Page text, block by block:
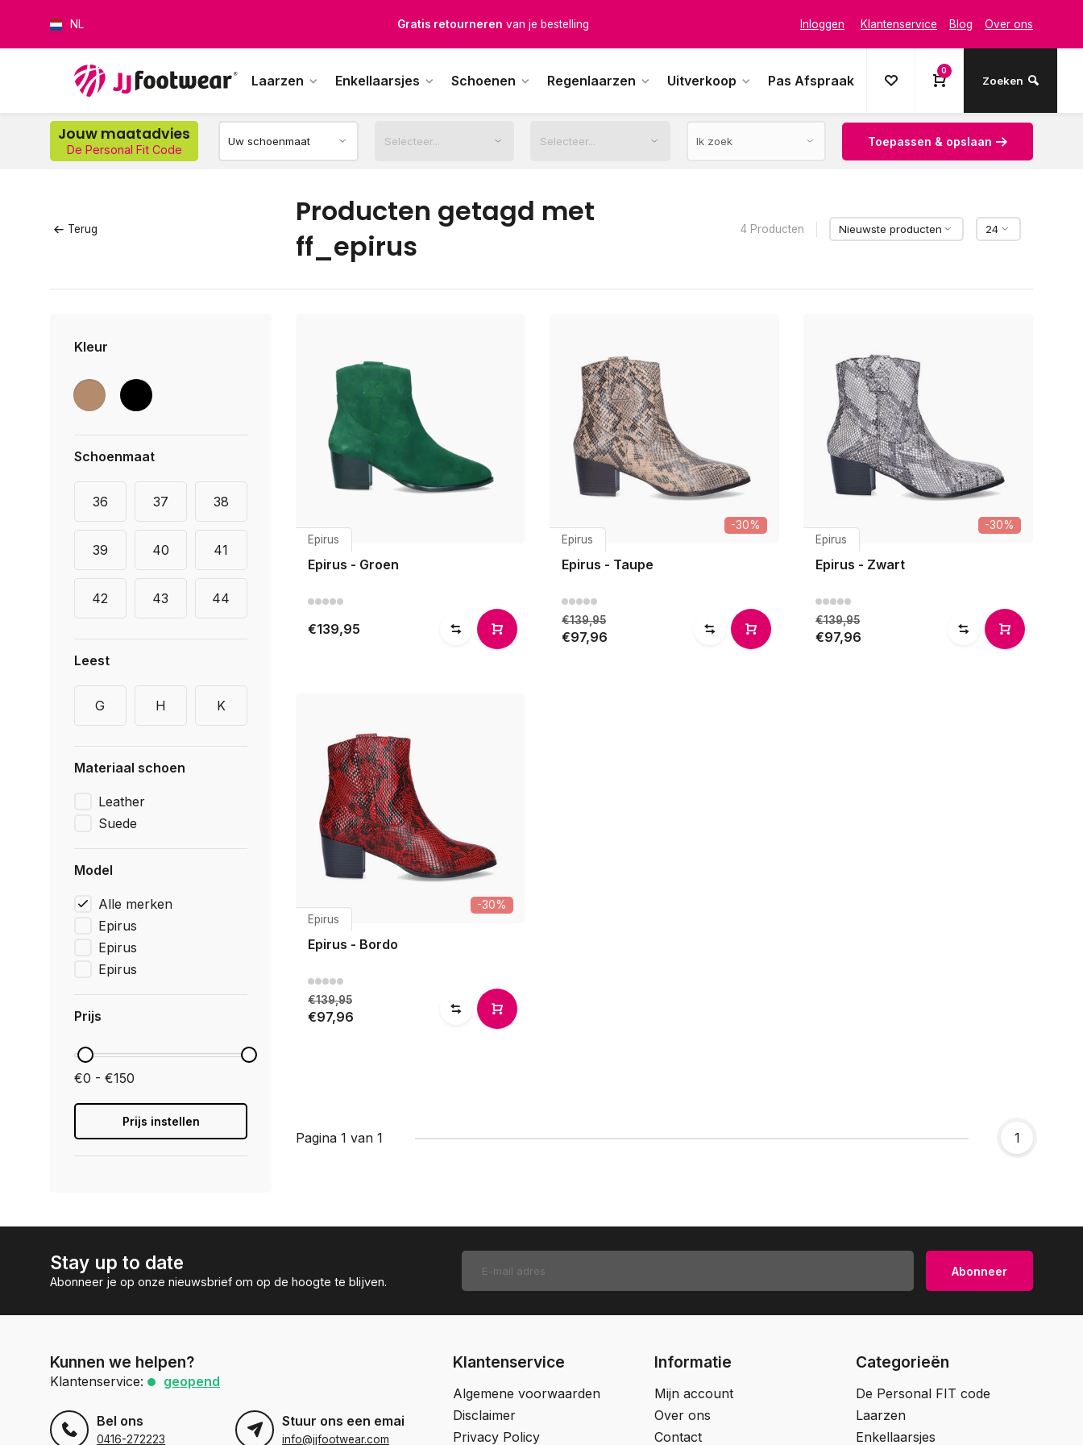
NL Gratis retourneren van je bestelling Inloggen Klantenservice Blog Over ons
Laarzen Enkellaarsjes Schoenen Regenlaarzen Uitverkoop Pas Afspraak
0
Zoeken
Jouw maatadvies
De Personal Fit Code
Toepassen & opslaan
Terug
Producten getagd met
ff_epirus
4 Producten
Kleur
Schoenmaat
36 37 38
39 40 41
42 43 44
Leest
G H K
Materiaal schoen
Leather
Suede
Model
Alle merken
Epirus
Epirus
Epirus
Prijs
€0 - €150
Prijs instellen
Epirus
Epirus - Groen
€139,95
-30%
Epirus
Epirus - Taupe
€139,95
€97,96
-30%
Epirus
Epirus - Zwart
€139,95
€97,96
-30%
Epirus
Epirus - Bordo
€139,95
€97,96
Pagina 1 van 1 1
Stay up to date
Abonneer je op onze nieuwsbrief om op de hoogte te blijven.
Abonneer
Kunnen we helpen?
Klantenservice: geopend
Bel ons
0416-272223
Stuur ons een email
info@jjfootwear.com
Klantenservice
Algemene voorwaarden
Disclaimer
Privacy Policy
Informatie
Mijn account
Over ons
Contact
Categorieën
De Personal FIT code
Laarzen
Enkellaarsjes